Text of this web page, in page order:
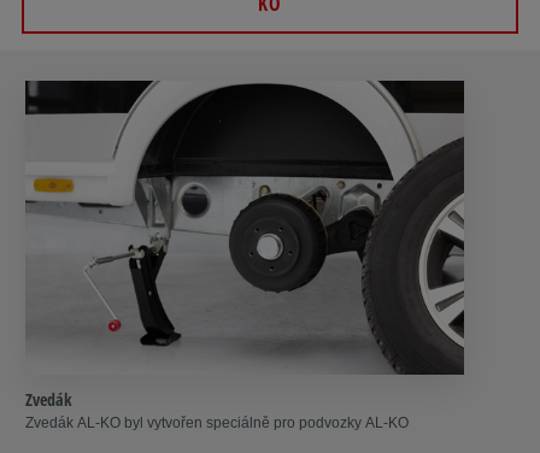
Zvedák
Zvedák AL-KO byl vytvořen speciálně pro podvozky AL-KO